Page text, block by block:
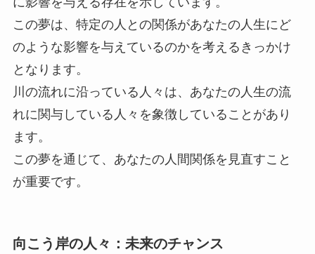
この夢は、特定の人との関係があなたの人生にど
のような影響を与えているのかを考えるきっかけ
となります。
川の流れに沿っている人々は、あなたの人生の流
れに関与している人々を象徴していることがあり
ます。
この夢を通じて、あなたの人間関係を見直すこと
が重要です。
向こう岸の人々：未来のチャンス